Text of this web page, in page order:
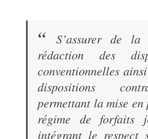
“
S’assurer de la
rédaction des
conventionnelles
dispositions
permettant la mise en
régime de forfaits
intégrant le respect